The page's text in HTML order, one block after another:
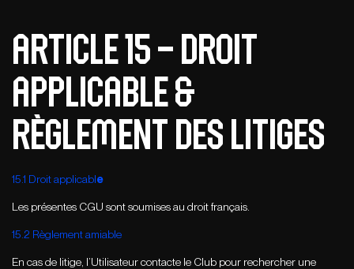
ARTICLE 15 – DROIT
APPLICABLE &
RÈGLEMENT DES LITIGES
15.1 Droit applicable
Les présentes CGU sont soumises au droit français.
15.2 Règlement amiable
En cas de litige, l’Utilisateur contacte le Club pour rechercher une